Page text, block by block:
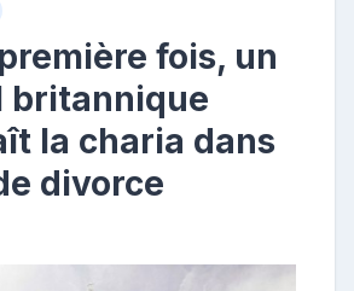
fois, un
britannique
la charia dans
divorce